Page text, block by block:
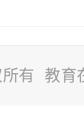
所有 教育